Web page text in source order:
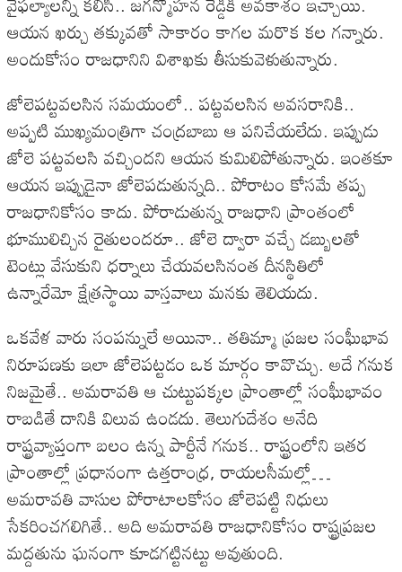
ఆయన ఖర్చు తక్కువతో సాకారం కాగల మరొక కల గన్నారు.
అందుకోసం రాజధానిని విశాఖకు తీసుకువెళుతున్నారు.
జోలెపట్టవలసిన సమయంలో.. పట్టవలసిన అవసరానికి..
అప్పటి ముఖ్యమంత్రిగా చంద్రబాబు ఆ పనిచేయలేదు. ఇప్పుడు
జోలె పట్టవలసి వచ్చిందని ఆయన కుమిలిపోతున్నారు. ఇంతకూ
ఆయన ఇప్పుడైనా జోలెపడుతున్నది.. పోరాటం కోసమే తప్ప
రాజధానికోసం కాదు. పోరాడుతున్న రాజధాని ప్రాంతంలో
భూములిచ్చిన రైతులందరూ.. జోలె ద్వారా వచ్చే డబ్బులతో
టెంట్లు వేసుకుని ధర్నాలు చేయవలసినంత దీనస్థితిలో
ఉన్నారేమో క్షేత్రస్థాయి వాస్తవాలు మనకు తెలియదు.
ఒకవేళ వారు సంపన్నులే అయినా.. తతిమ్మా ప్రజల సంఘీభావ
నిరూపణకు ఇలా జోలెపట్టడం ఒక మార్గం కావొచ్చు. అదే గనుక
నిజమైతే.. అమరావతి ఆ చుట్టుపక్కల ప్రాంతాల్లో సంఘీభావం
రాబడితే దానికి విలువ ఉండదు. తెలుగుదేశం అనేది
రాష్ట్రవ్యాప్తంగా బలం ఉన్న పార్టీనే గనుక.. రాష్ట్రంలోని ఇతర
ప్రాంతాల్లో ప్రధానంగా ఉత్తరాంధ్ర, రాయలసీమల్లో…
అమరావతి వాసుల పోరాటాలకోసం జోలెపట్టి నిధులు
సేకరించగలిగితే.. అది అమరావతి రాజధానికోసం రాష్ట్రప్రజల
మద్దతును ఘనంగా కూడగట్టినట్టు అవుతుంది.